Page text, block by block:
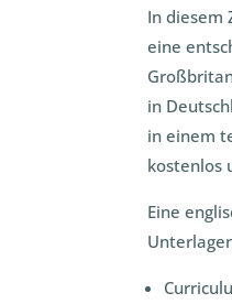
In diesem
eine
in
in einem
kostenlos
Eine